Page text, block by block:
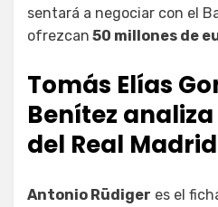
sentará a negociar con el
ofrezcan 50 millones de
Tomás Elías
Benítez
del Real Madrid
Antonio Rüdiger es el